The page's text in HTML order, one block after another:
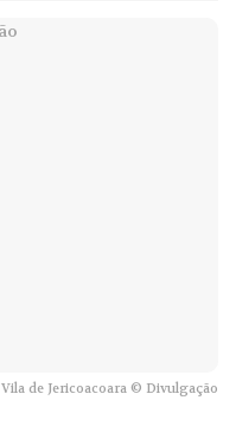
Vila de Jericoacoara © Divulgação